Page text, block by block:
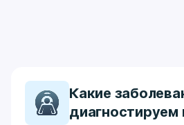
Какие
диагностируем